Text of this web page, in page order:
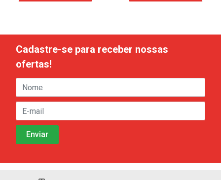
Cadastre-se para receber nossas
ofertas!